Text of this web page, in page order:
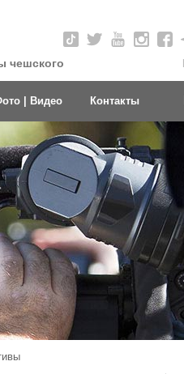
чешского
| Видео Контакты